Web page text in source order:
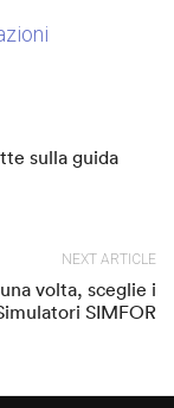
sulla guida
NEXT ARTICLE
volta, sceglie i
SIMFOR